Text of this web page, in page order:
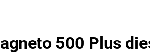
500 Plus